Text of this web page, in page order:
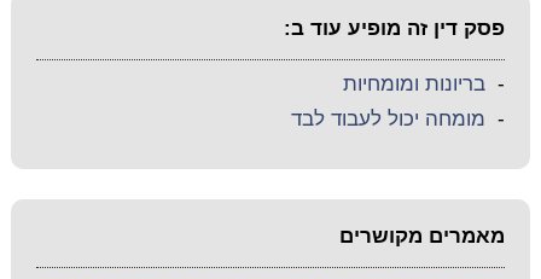
פסק דין זה מופיע עוד ב:
-בריונות ומומחיות
- מומחה יכול לעבוד לבד
מאמרים מקושרים